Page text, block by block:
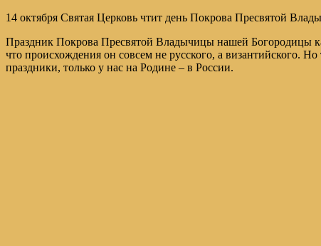
14 октября Святая Церковь чтит день Покрова Пресвятой
Праздник Покрова Пресвятой Владычицы нашей Богородицы
что происхождения он совсем не русского, а византийского.
праздники, только у нас на Родине – в России.